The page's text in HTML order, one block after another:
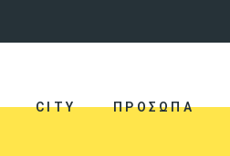
CITY ΠΡΟΣΩΠΑ